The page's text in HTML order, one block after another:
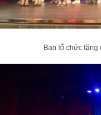
Ban tổ chức